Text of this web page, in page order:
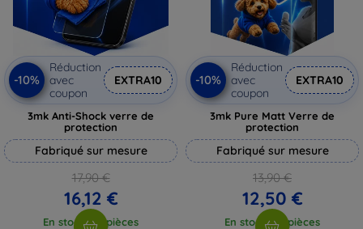
-10%
Réduction
avec
coupon
EXTRA10
3mk Anti-Shock verre de
protection
Fabriqué sur mesure
17,90 €
16,12 €
En stock > 5 pièces
-10%
Réduction
avec
coupon
EXTRA10
3mk Pure Matt Verre de
protection
Fabriqué sur mesure
13,90 €
12,50 €
En stock > 5 pièces